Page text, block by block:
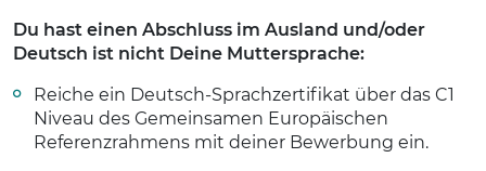
Du hast einen Abschluss im Ausland und/oder
Deutsch ist nicht Deine Muttersprache:
Reiche ein Deutsch-Sprachzertifikat über das C1
Niveau des Gemeinsamen Europäischen
Referenzrahmens mit deiner Bewerbung ein.